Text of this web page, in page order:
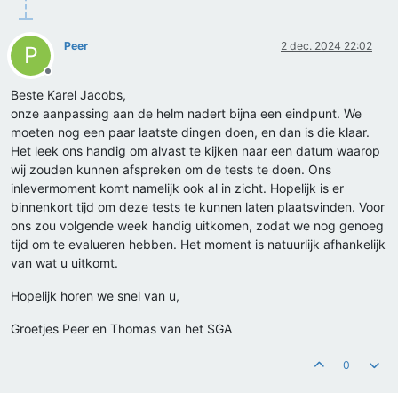
P
Offline
Peer 2 dec. 2024 22:02
Beste Karel Jacobs,
onze aanpassing aan de helm nadert bijna een eindpunt. We
moeten nog een paar laatste dingen doen, en dan is die klaar.
Het leek ons handig om alvast te kijken naar een datum waarop
wij zouden kunnen afspreken om de tests te doen. Ons
inlevermoment komt namelijk ook al in zicht. Hopelijk is er
binnenkort tijd om deze tests te kunnen laten plaatsvinden. Voor
ons zou volgende week handig uitkomen, zodat we nog genoeg
tijd om te evalueren hebben. Het moment is natuurlijk afhankelijk
van wat u uitkomt.
Hopelijk horen we snel van u,
Groetjes Peer en Thomas van het SGA
0